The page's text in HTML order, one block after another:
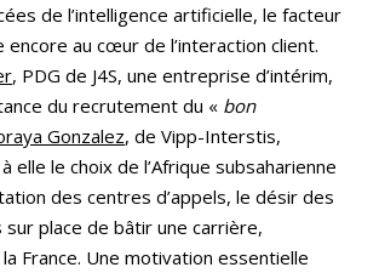
de l’intelligence artificielle, le facteur
encore au cœur de l’interaction client.
, PDG de J4S, une entreprise d’intérim,
du recrutement du « bon
Gonzalez, de Vipp-Interstis,
elle le choix de l’Afrique subsaharienne
des centres d’appels, le désir des
place de bâtir une carrière,
France. Une motivation essentielle